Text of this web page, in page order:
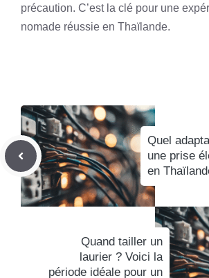
précaution. C’est la clé pour une
nomade réussie en Thaïlande.
Quel
une prise
en
Quand tailler un
laurier ? Voici la
période idéale pour un